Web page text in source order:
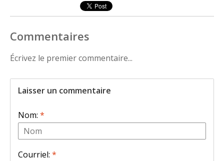
Commentaires
Écrivez le premier commentaire...
Laisser un commentaire
Nom: *
Courriel: *